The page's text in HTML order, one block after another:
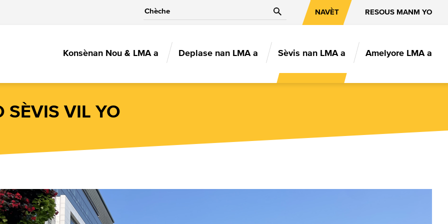
Chèche NAVÈT RESOUS MANM YO
MAIN
NAVIGATION
Konsènan Nou & LMA a Deplase nan LMA a Sèvis nan LMA a Amelyore LMA a
SÈVIS VIL YO